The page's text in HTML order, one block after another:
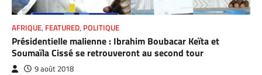
AFRIQUE, FEATURED, POLITIQUE
Présidentielle malienne : Ibrahim Boubacar Keïta et
Soumaïla Cissé se retrouveront au second tour
9 août 2018